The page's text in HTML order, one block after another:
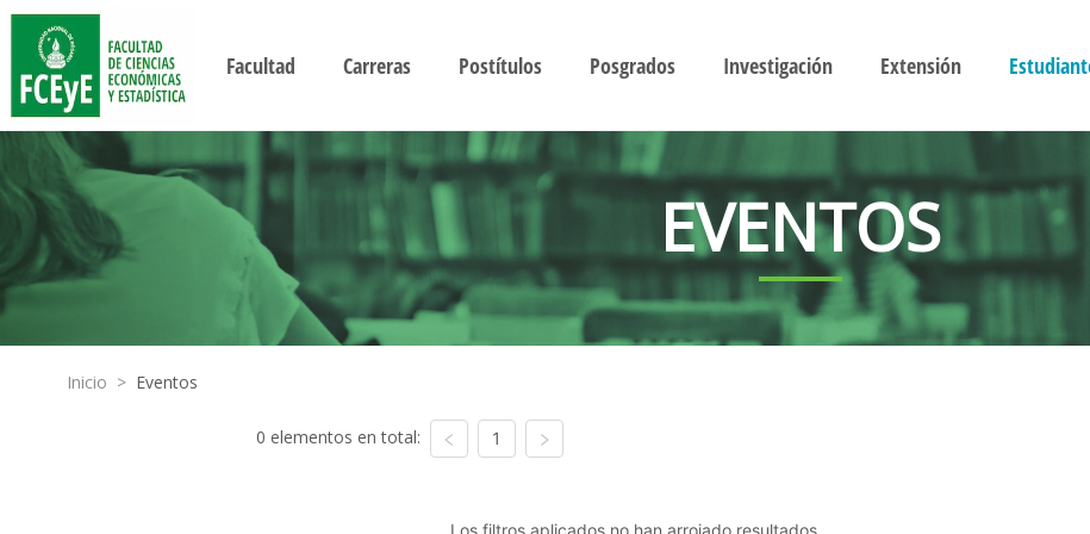
Facultad Carreras Postítulos Posgrados Investigación Extensión
EVENTOS
Inicio > Eventos
0 elementos en total: 1
Los filtros aplicados no han arrojado resultados